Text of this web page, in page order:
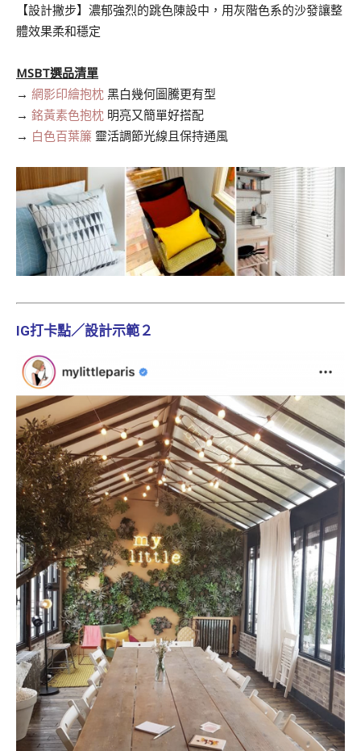
【設計撇步】濃郁強烈的跳色陳設中，用灰階色系的沙發讓整
體效果柔和穩定
MSBT選品清單
→ 網影印繪抱枕 黑白幾何圖騰更有型
→ 銘黃素色抱枕 明亮又簡單好搭配
→ 白色百葉簾 靈活調節光線且保持通風
IG打卡點／設計示範２